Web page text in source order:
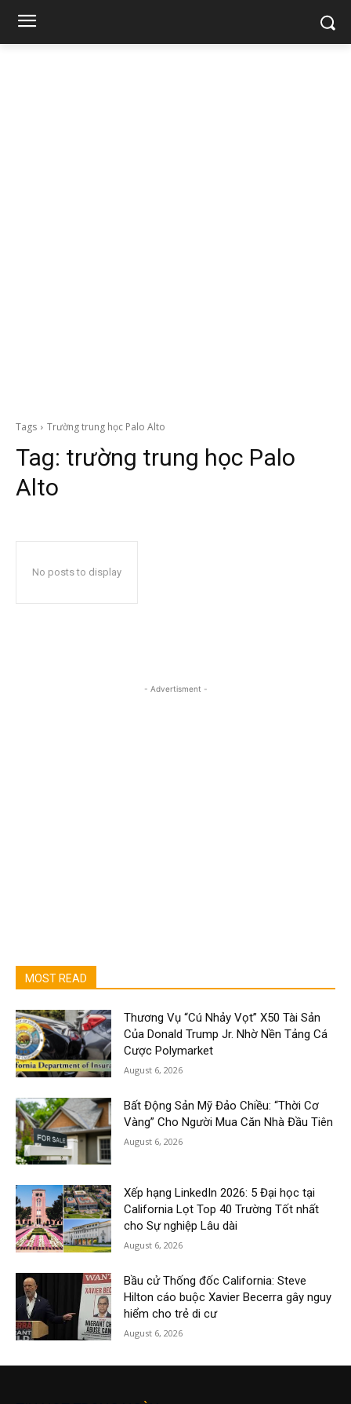
Tags Trường trung học Palo Alto
Tag: trường trung học Palo
Alto
No posts to display
- Advertisment -
MOST READ
Thương Vụ “Cú Nhảy Vọt” X50 Tài Sản
Của Donald Trump Jr. Nhờ Nền Tảng Cá
Cược Polymarket
August 6, 2026
Bất Động Sản Mỹ Đảo Chiều: “Thời Cơ
Vàng” Cho Người Mua Căn Nhà Đầu Tiên
August 6, 2026
Xếp hạng LinkedIn 2026: 5 Đại học tại
California Lọt Top 40 Trường Tốt nhất
cho Sự nghiệp Lâu dài
August 6, 2026
Bầu cử Thống đốc California: Steve
Hilton cáo buộc Xavier Becerra gây nguy
hiểm cho trẻ di cư
August 6, 2026